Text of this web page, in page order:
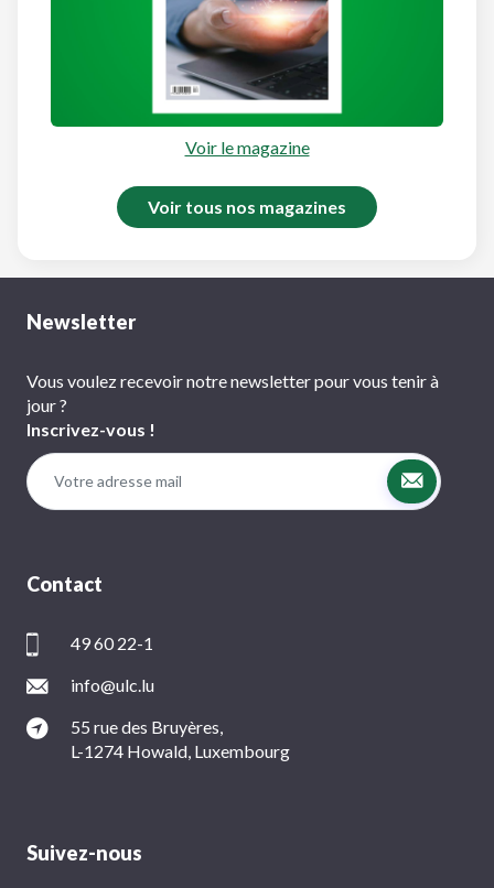
Voir le magazine
Voir tous nos magazines
Newsletter
Vous voulez recevoir notre newsletter pour vous tenir à
jour ?
Inscrivez-vous !
Contact
49 60 22-1
info@ulc.lu
55 rue des Bruyères,
L-1274 Howald, Luxembourg
Suivez-nous